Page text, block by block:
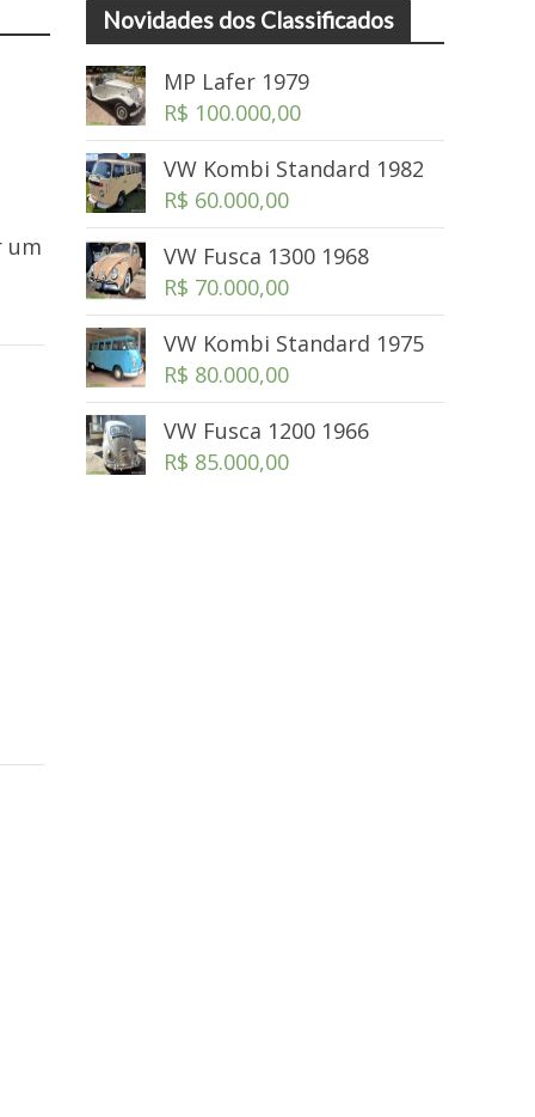
um
Novidades dos Classificados
MP Lafer 1979
R$ 100.000,00
VW Kombi Standard 1982
R$ 60.000,00
VW Fusca 1300 1968
R$ 70.000,00
VW Kombi Standard 1975
R$ 80.000,00
VW Fusca 1200 1966
R$ 85.000,00